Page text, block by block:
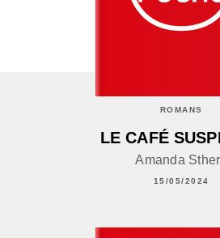
ROMANS
LE CAFÉ
Amanda
15/05/2024